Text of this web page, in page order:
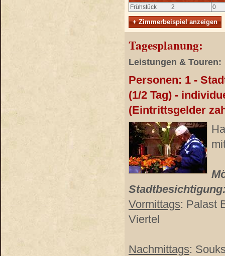
Frühstück 2 0
+ Zimmerbeispiel anzeigen
Tagesplanung:
Leistungen & Touren:
Personen: 1 -
(1/2 Tag) -
(Eintrittsgelder
Vormittags: Palast
Viertel
Nachmittags: